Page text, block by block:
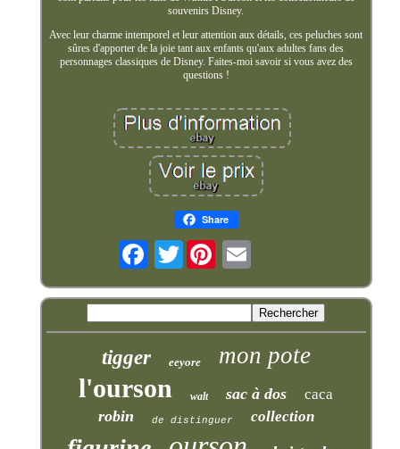
souvenirs Disney.
Avec leur charme intemporel et leur attention aux détails, ces peluches sont
sûres d'apporter de la joie tant aux enfants qu'aux adultes fans des
personnages classiques de Disney. Faites-moi savoir si vous avez des
questions !
Share
Twitter
tigger eeyore mon pote
l'ourson walt sac à dos caca
robin de distinguer collection